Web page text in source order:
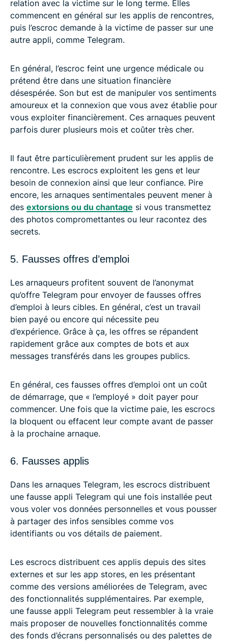
relation avec la victime sur le long terme. Elles
commencent en général sur les applis de rencontres,
puis l’escroc demande à la victime de passer sur une
autre appli, comme Telegram.
En général, l’escroc feint une urgence médicale ou
prétend être dans une situation financière
désespérée. Son but est de manipuler vos sentiments
amoureux et la connexion que vous avez établie pour
vous exploiter financièrement. Ces arnaques peuvent
parfois durer plusieurs mois et coûter très cher.
Il faut être particulièrement prudent sur les applis de
rencontre. Les escrocs exploitent les gens et leur
besoin de connexion ainsi que leur confiance. Pire
encore, les arnaques sentimentales peuvent mener à
des extorsions ou du chantage si vous transmettez
des photos compromettantes ou leur racontez des
secrets.
5. Fausses offres d’emploi
Les arnaqueurs profitent souvent de l’anonymat
qu’offre Telegram pour envoyer de fausses offres
d’emploi à leurs cibles. En général, c’est un travail
bien payé ou encore qui nécessite peu
d’expérience. Grâce à ça, les offres se répandent
rapidement grâce aux comptes de bots et aux
messages transférés dans les groupes publics.
En général, ces fausses offres d’emploi ont un coût
de démarrage, que « l’employé » doit payer pour
commencer. Une fois que la victime paie, les escrocs
la bloquent ou effacent leur compte avant de passer
à la prochaine arnaque.
6. Fausses applis
Dans les arnaques Telegram, les escrocs distribuent
une fausse appli Telegram qui une fois installée peut
vous voler vos données personnelles et vous pousser
à partager des infos sensibles comme vos
identifiants ou vos détails de paiement.
Les escrocs distribuent ces applis depuis des sites
externes et sur les app stores, en les présentant
comme des versions améliorées de Telegram, avec
des fonctionnalités supplémentaires. Par exemple,
une fausse appli Telegram peut ressembler à la vraie
mais proposer de nouvelles fonctionnalités comme
des fonds d’écrans personnalisés ou des palettes de